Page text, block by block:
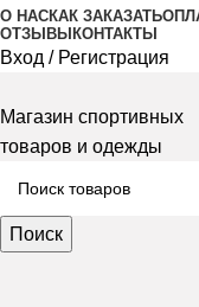
О НАСКАК ЗАКАЗАТЬ
ОТЗЫВЫ КОНТАКТЫ
Вход / Регистрация
Магазин спортивных
товаров и одежды
Поиск